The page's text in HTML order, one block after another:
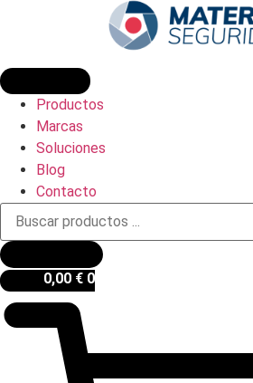
Productos
Marcas
Soluciones
Blog
Contacto
Búsqueda
productos
0,00 € 0